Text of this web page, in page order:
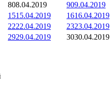
808.04.2019 909.04.2019
1515.04.2019 1616.04.2019
2222.04.2019 2323.04.2019
2929.04.2019 3030.04.2019